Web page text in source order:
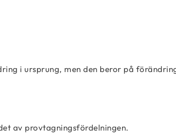
i ursprung, men den beror på
av provtagningsfördelningen.